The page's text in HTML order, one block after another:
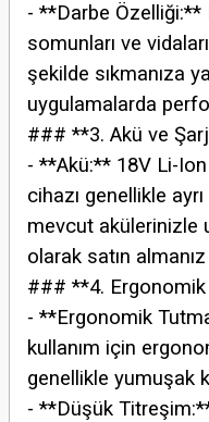
- **Darbe Özelliği:**
somunları ve
şekilde sıkmanıza
uygulamalarda
### **3. Akü ve
- **Akü:** 18V Li-Ion
cihazı genellikle
mevcut akülerinizle
olarak satın
### **4. Ergonomik
- **Ergonomik
kullanım için
genellikle yumuşak
- **Düşük